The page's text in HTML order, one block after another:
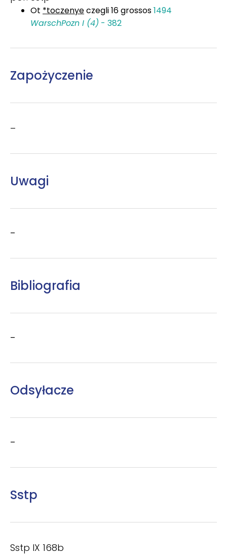
Ot *toczenyeczegli 16 grossos1494
WarschPozn I (4) - 382
Zapożyczenie
–
Uwagi
–
Bibliografia
–
Odsyłacze
–
Sstp
Sstp IX 168b